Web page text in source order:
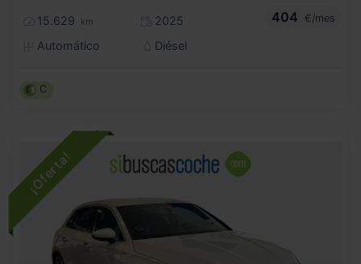
15.629 km
2025
Automático
Diésel
404
€/mes
C